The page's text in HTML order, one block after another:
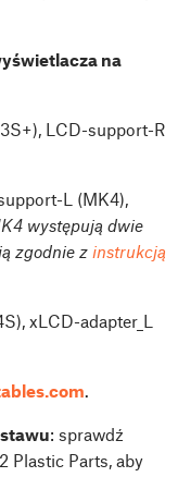
na
LCD-support-R
L (MK4),
występują dwie
zgodnie z instrukcją
xLCD-adapter_L
.
: sprawdź
Plastic Parts, aby